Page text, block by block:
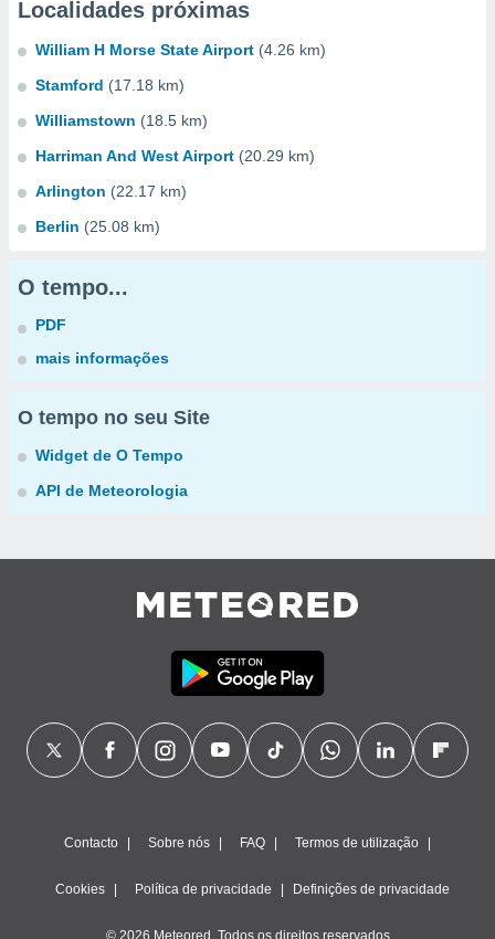
Localidades próximas
William H Morse State Airport (4.26 km)
Stamford (17.18 km)
Williamstown (18.5 km)
Harriman And West Airport (20.29 km)
Arlington (22.17 km)
Berlin (25.08 km)
O tempo...
PDF
mais informações
O tempo no seu Site
Widget de O Tempo
API de Meteorologia
Contacto Sobre nós FAQ Termos de utilização
Cookies Política de privacidade Definições de privacidade
© 2026 Meteored. Todos os direitos reservados